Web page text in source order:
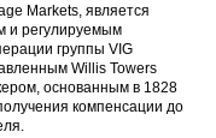
Markets, является
и регулируемым
группы VIG
Willis Towers
основанным в 1828
компенсации до